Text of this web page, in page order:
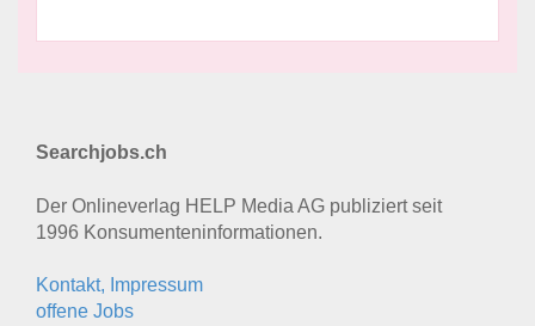
Searchjobs.ch
Der Onlineverlag HELP Media AG publiziert seit
1996 Konsumenten­informationen.
Kontakt, Impressum
offene Jobs